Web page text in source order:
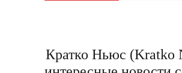
Кратко Ньюс (Kratko